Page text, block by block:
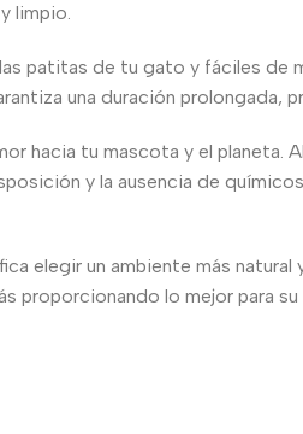
limpio.
patitas de tu gato y fáciles de
una duración prolongada,
hacia tu mascota y el
y la ausencia de
elegir un ambiente más
proporcionando lo mejor para